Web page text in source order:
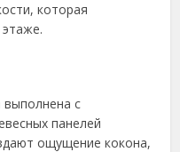
которая
с
панелей
ощущение кокона,